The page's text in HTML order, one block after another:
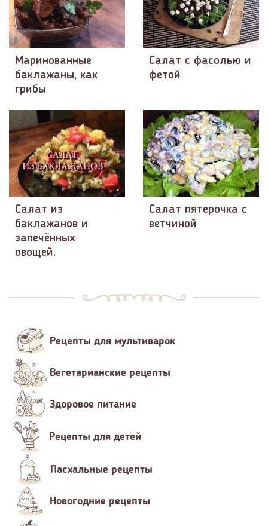
Маринованные
баклажаны, как
грибы
Салат с фасолью и
фетой
Салат из
баклажанов и
запечённых
овощей.
Салат пятерочка с
ветчиной
Рецепты для мультиварок
Вегетарианские рецепты
Здоровое питание
Рецепты для детей
Пасхальные рецепты
Новогодние рецепты